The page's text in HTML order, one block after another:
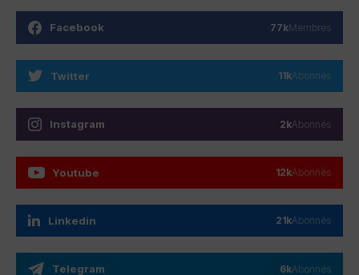
Facebook 77kMembres
Twitter 11kAbonnés
Instagram 2kAbonnés
Youtube 12kAbonnés
Linkedin 21kAbonnés
Telegram 6kAbonnés